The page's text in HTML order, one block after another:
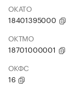
ОКАТО
18401395000
ОКТМО
18701000001
ОКФС
16